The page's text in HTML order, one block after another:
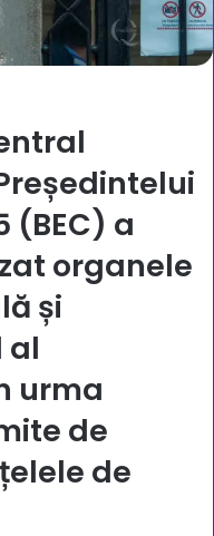
(BEC) a
organele
și
al
urma
de
de